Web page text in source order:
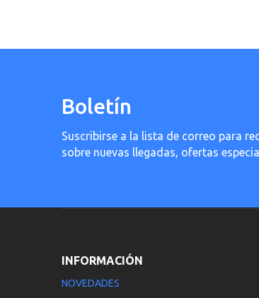
Boletín
Suscribirse a la lista de correo para
sobre nuevas llegadas, ofertas
INFORMACIÓN
NOVEDADES